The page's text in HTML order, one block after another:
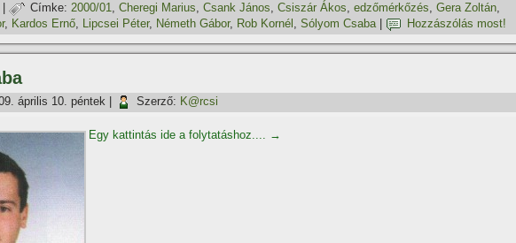
Címke: 2000/01, Cheregi Marius, Csank János, Csiszár Ákos, edzőmérkőzés, Gera Zoltán,
, Kardos Ernő, Lipcsei Péter, Németh Gábor, Rob Kornél , Sólyom Csaba| Hozzászólás most!
április 10. péntek Szerző: K@rcsi
Egy kattintás ide a folytatáshoz.... →